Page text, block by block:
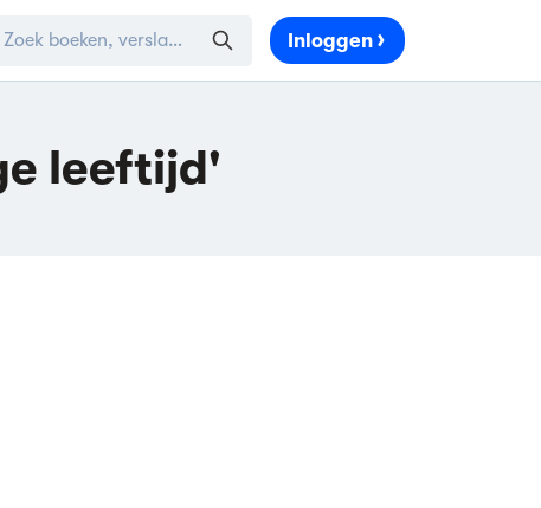
Inloggen
leeftijd'